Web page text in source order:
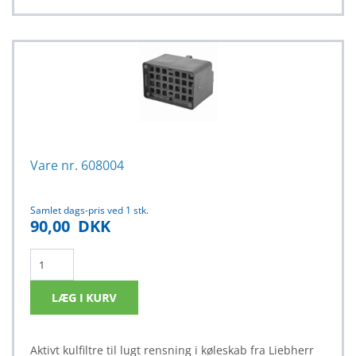
Vare nr. 608004
Samlet dags-pris ved 1 stk.
90,00 DKK
Aktivt kulfiltre til lugt rensning i køleskab fra Liebherr